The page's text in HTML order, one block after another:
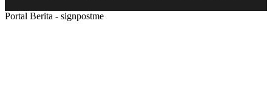
Portal Berita - signpostme